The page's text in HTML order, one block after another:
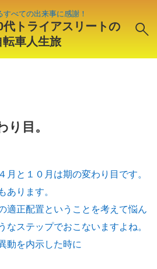
すべての出来事に感謝！
代トライアスリートの
転車人生旅
り目。
月と１０月は期の変わり目です。
あります。
適正配置ということを考えて悩ん
なステップでおこないますよね。
動を内示した時に